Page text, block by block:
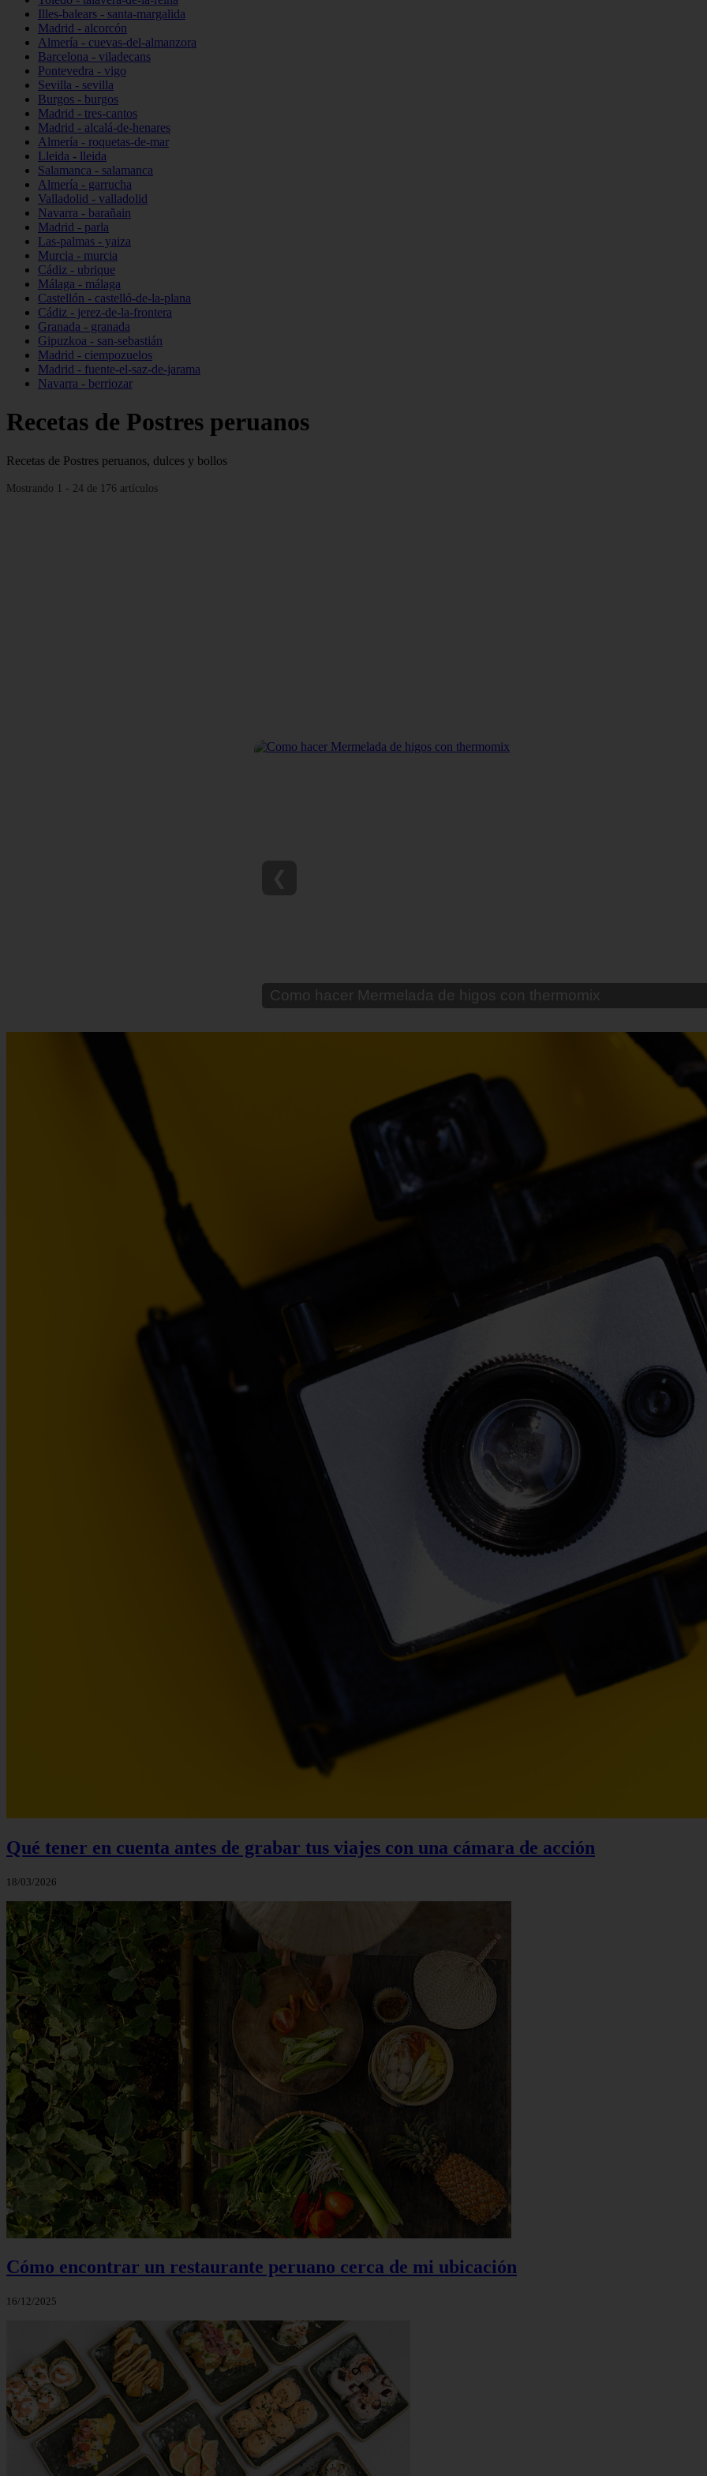
Illes-balears - santa-margalida
Madrid - alcorcón
Almería - cuevas-del-almanzora
Barcelona - viladecans
Pontevedra - vigo
Sevilla - sevilla
Burgos - burgos
Madrid - tres-cantos
Madrid - alcalá-de-henares
Almería - roquetas-de-mar
Lleida - lleida
Salamanca - salamanca
Almería - garrucha
Valladolid - valladolid
Navarra - barañain
Madrid - parla
Las-palmas - yaiza
Murcia - murcia
Cádiz - ubrique
Málaga - málaga
Castellón - castelló-de-la-plana
Cádiz - jerez-de-la-frontera
Granada - granada
Gipuzkoa - san-sebastián
Madrid - ciempozuelos
Madrid - fuente-el-saz-de-jarama
Navarra - berriozar
Recetas de Postres peruanos
Recetas de Postres peruanos, dulces y bollos
Mostrando 1 - 24 de 176 artículos
Como hacer Hamburguesas de pollo II
Qué tener en cuenta antes de grabar tus viajes con una cámara de acción
18/03/2026
Cómo encontrar un restaurante peruano cerca de mi ubicación
16/12/2025